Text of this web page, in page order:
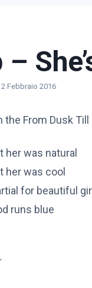
Febbraio 2016
the From Dusk
her was natural
her was cool
for beautiful
runs blue